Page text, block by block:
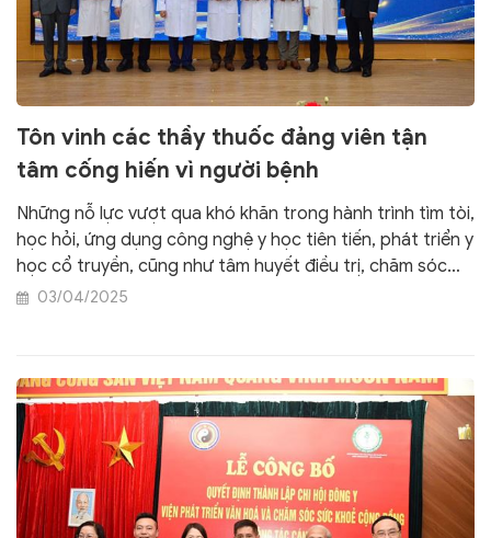
Tôn vinh các thầy thuốc đảng viên tận
tâm cống hiến vì người bệnh
Những nỗ lực vượt qua khó khăn trong hành trình tìm tòi,
học hỏi, ứng dụng công nghệ y học tiên tiến, phát triển y
học cổ truyền, cũng như tâm huyết điều trị, chăm sóc
người bệnh làm sao tốt hơn... đã được các chuyên gia,
03/04/2025